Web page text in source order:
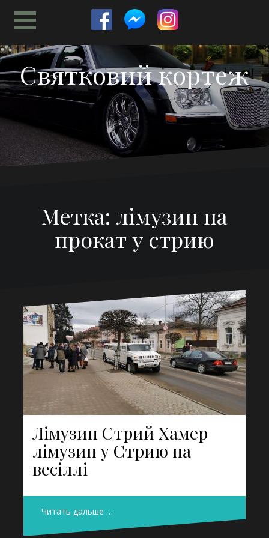
содержимому
Святковий кортеж
Метка: лімузин на
прокат у стрию
Лімузин Стрий Хамер
лімузин у Стрию на
весіллі
Читать дальше …